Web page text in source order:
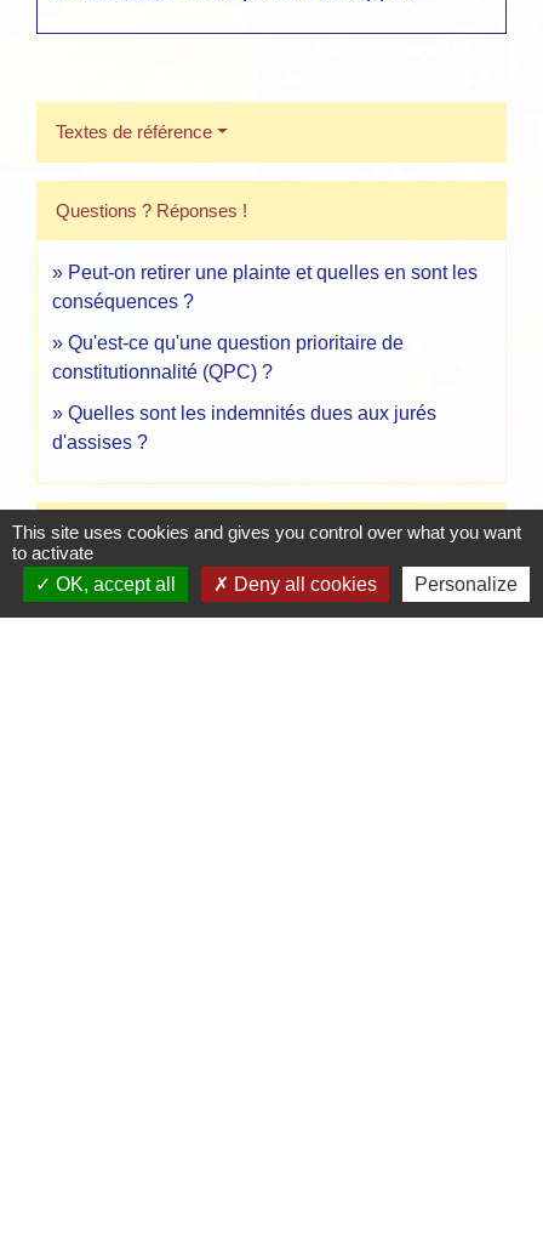
Textes de référence
Questions ? Réponses !
Peut-on retirer une plainte et quelles en sont les
conséquences ?
Qu'est-ce qu'une question prioritaire de
constitutionnalité (QPC) ?
Quelles sont les indemnités dues aux jurés
d'assises ?
Et aussi
Audition des témoins au cours d'une enquête
pénale
This site uses cookies and gives you control over what you want
to activate
OK, accept all
Deny all cookies Personalize